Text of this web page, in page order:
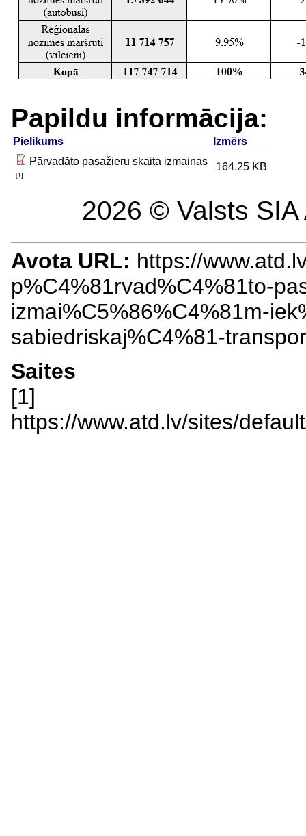
Papildu informācija:
Pielikums
Izmērs
Pārvadāto pasažieru skaita izmaiņas
[1]
164.25 KB
2026 © Valsts
Avota URL: https://
p%C4%81rvad%C4%81to-
izmai%C5%86%C4%81m-
sabiedriskaj%C4%81-
Saites
[1]
https://www.atd.lv/sites/